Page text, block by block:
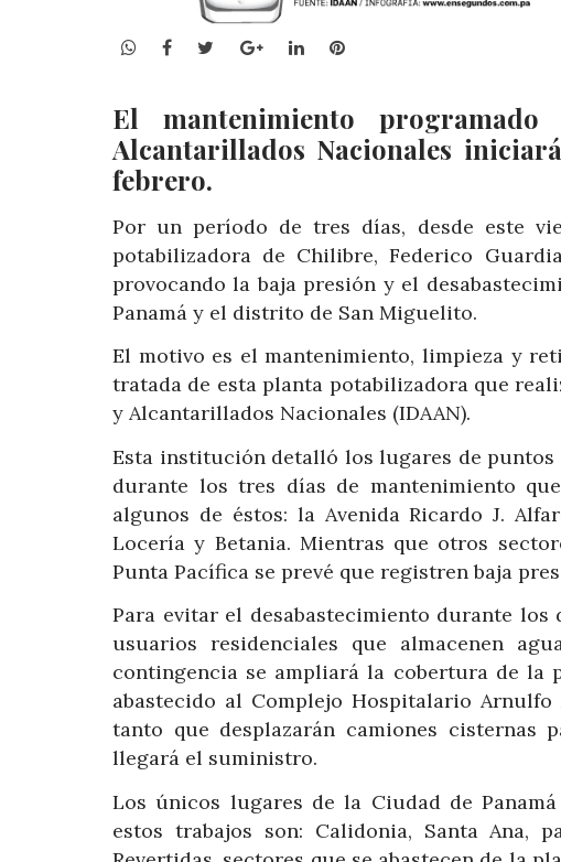
WhatsApp
Facebook
TwitterGoogle+LinkedInPinterest
El mantenimiento
Alcantarillados Nacionales
febrero.
Por un período de tres días, desde este
potabilizadora de Chilibre, Federico
provocando la baja presión y el
Panamá y el distrito de San Miguelito.
El motivo es el mantenimiento, limpieza y
tratada de esta planta potabilizadora que
y Alcantarillados Nacionales (IDAAN).
Esta institución detalló los lugares de puntos
durante los tres días de mantenimiento
algunos de éstos: la Avenida Ricardo J.
Locería y Betania. Mientras que otros
Punta Pacífica se prevé que registren baja
Para evitar el desabastecimiento durante
usuarios residenciales que almacenen
contingencia se ampliará la cobertura de la
abastecido al Complejo Hospitalario
tanto que desplazarán camiones
llegará el suministro.
Los únicos lugares de la Ciudad de
estos trabajos son: Calidonia, Santa Ana,